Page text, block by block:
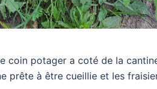
coin potager a coté de la
prête à être cueillie et les